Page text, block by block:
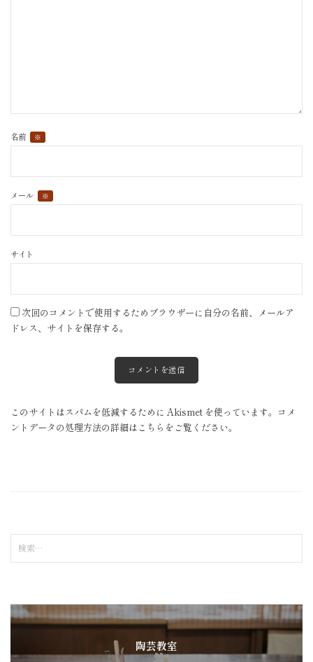
名前 ※
メール ※
サイト
次回のコメントで使用するためブラウザーに自分の名前、メールア
ドレス、サイトを保存する。
このサイトはスパムを低減するために Akismet を使っています。 コメ
ントデータの処理方法の詳細はこちらをご覧ください。
索
:
陶芸教室